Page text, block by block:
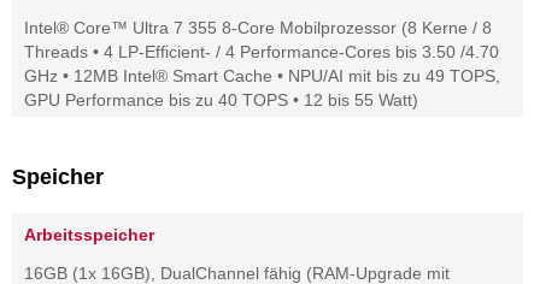
Intel® Core™ Ultra 7 355 8-Core Mobilprozessor (8 Kerne / 8
Threads • 4 LP-Efficient- / 4 Performance-Cores bis 3.50 /4.70
GHz • 12MB Intel® Smart Cache • NPU/AI mit bis zu 49 TOPS,
GPU Performance bis zu 40 TOPS • 12 bis 55 Watt)
Speicher
Arbeitsspeicher
16GB (1x 16GB), DualChannel fähig (RAM-Upgrade mit